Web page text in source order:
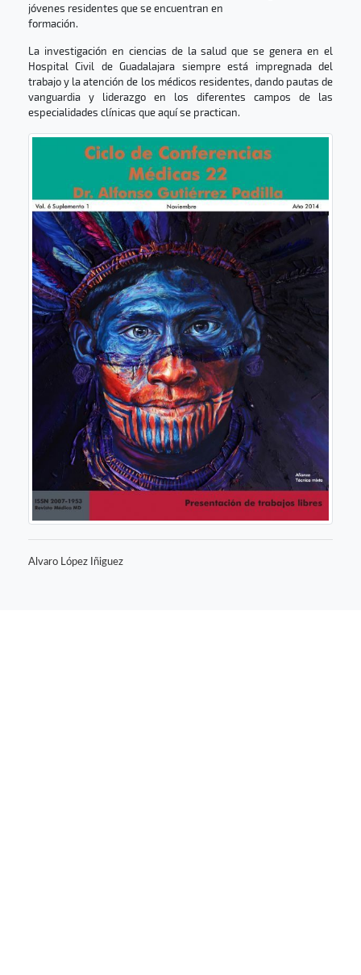
jóvenes residentes que se encuentran en
formación.
La investigación en ciencias de la salud que se genera en el
Hospital Civil de Guadalajara siempre está impregnada del
trabajo y la atención de los médicos residentes, dando pautas de
vanguardia y liderazgo en los diferentes campos de las
especialidades clínicas que aquí se practican.
Alvaro López Iñiguez